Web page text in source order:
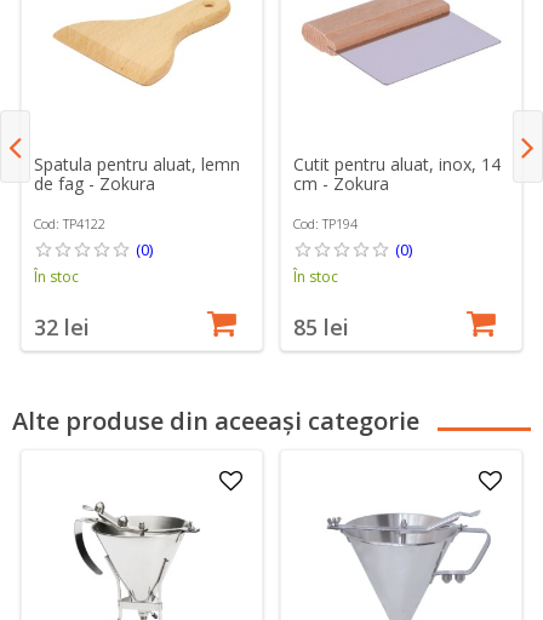
Spatula pentru aluat, lemn
de fag - Zokura
Cod: TP4122
(0)
În stoc
32 lei
Cutit pentru aluat, inox, 14
cm - Zokura
Cod: TP194
(0)
În stoc
85 lei
Alte produse din aceeași categorie